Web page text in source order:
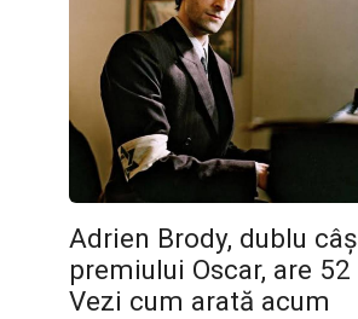
Adrien Brody, dublu
premiului Oscar, are 52
Vezi cum arată acum